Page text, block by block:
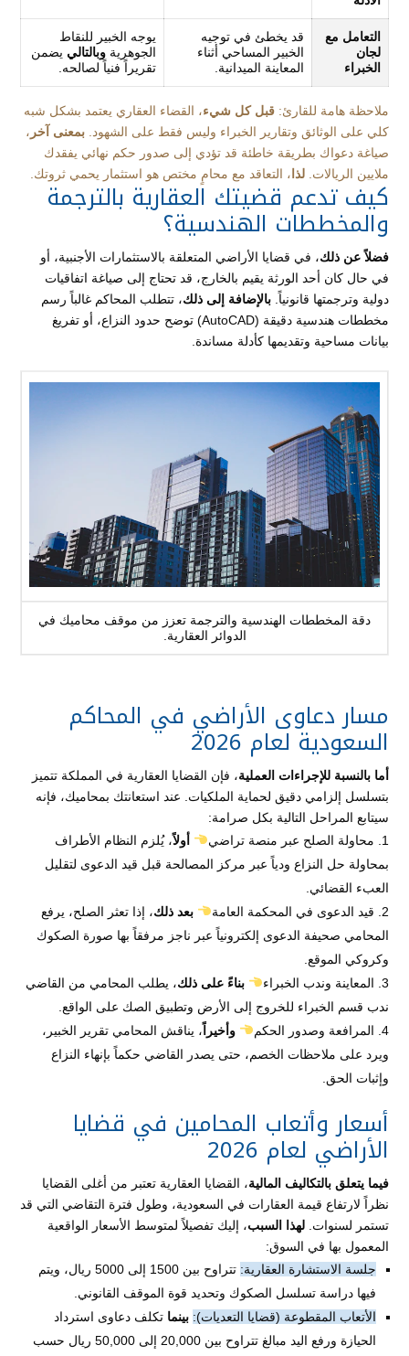
التعامل مع
لجان
الخبراء
قد يخطئ في توجيه
الخبير المساحي أثناء
المعاينة الميدانية.
يوجه الخبير للنقاط
الجوهريةوبالتالي يضمن
تقريراً فنياً لصالحه.
ملاحظة هامة للقارئ: قبل كل شيء، القضاء العقاري يعتمد بشكل شبه
كلي على الوثائق وتقارير الخبراء وليس فقط على الشهود. بمعنى آخر ،
صياغة دعواك بطريقة خاطئة قد تؤدي إلى صدور حكم نهائي يفقدك
ملايين الريالات. لذا ، التعاقد مع محامٍ مختص هو استثمار يحمي ثروتك.
كيف تدعم قضيتك العقارية بالترجمة
والمخططات الهندسية؟
فضلاً عن ذلك، في قضايا الأراضي المتعلقة بالاستثمارات الأجنبية، أو
في حال كان أحد الورثة يقيم بالخارج، قد تحتاج إلى صياغة اتفاقيات
دولية وترجمتها قانونياً. بالإضافة إلى ذلك، تتطلب المحاكم غالباً رسم
مخططات هندسية دقيقة (AutoCAD) توضح حدود النزاع، أو تفريغ
بيانات مساحية وتقديمها كأدلة مساندة.
دقة المخططات الهندسية والترجمة تعزز من موقف محاميك في
الدوائر العقارية.
مسار دعاوى الأراضي في المحاكم
السعودية لعام 2026
أما بالنسبة للإجراءات العملية، فإن القضايا العقارية في المملكة تتميز
بتسلسل إلزامي دقيق لحماية الملكيات. عند استعانتك بمحاميك، فإنه
سيتابع المراحل التالية بكل صرامة:
محاولة الصلح عبر منصة تراضي
أولاً، يُلزم النظام الأطراف
بمحاولة حل النزاع ودياً عبر مركز المصالحة قبل قيد الدعوى لتقليل
العبء القضائي.
قيد الدعوى في المحكمة العامة
بعد ذلك، إذا تعثر الصلح، يرفع
المحامي صحيفة الدعوى إلكترونياً عبر ناجز مرفقاً بها صورة الصكوك
وكروكي الموقع.
المعاينة وندب الخبراء
بناءً على ذلك، يطلب المحامي من القاضي
ندب قسم الخبراء للخروج إلى الأرض وتطبيق الصك على الواقع.
المرافعة وصدور الحكم
وأخيراً ، يناقش المحامي تقرير الخبير،
ويرد على ملاحظات الخصم، حتى يصدر القاضي حكماً بإنهاء النزاع
وإثبات الحق.
أسعار وأتعاب المحامين في قضايا
الأراضي لعام 2026
فيما يتعلق بالتكاليف المالية، القضايا العقارية تعتبر من أغلى القضايا
نظراً لارتفاع قيمة العقارات في السعودية، وطول فترة التقاضي التي قد
تستمر لسنوات. لهذا السبب، إليك تفصيلاً لمتوسط الأسعار الواقعية
المعمول بها في السوق:
جلسة الاستشارة العقارية:
تتراوح بين 1500 إلى 5000 ريال، ويتم
فيها دراسة تسلسل الصكوك وتحديد قوة الموقف القانوني.
الأتعاب المقطوعة (قضايا التعديات): بينما تكلف دعاوى استرداد
الحيازة ورفع اليد مبالغ تتراوح بين 20,000 إلى 50,000 ريال حسب